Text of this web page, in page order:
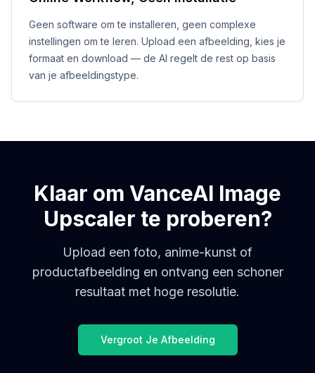
Geen software om te installeren, geen complexe
instellingen om te leren. Upload een afbeelding, kies je
formaat en download — de AI regelt de rest op basis
van je afbeeldingstype.
Klaar om VanceAI Image
Upscaler te proberen?
Upload een foto, anime-kunst of
productafbeelding en ontvang een schoner
resultaat met hoge resolutie.
Vergroot Je Afbeelding